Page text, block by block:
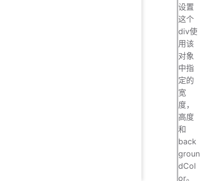
设置
这个
div使
用该
对象
中指
定的
宽
度，
高度
和
back
groun
dCol
or。